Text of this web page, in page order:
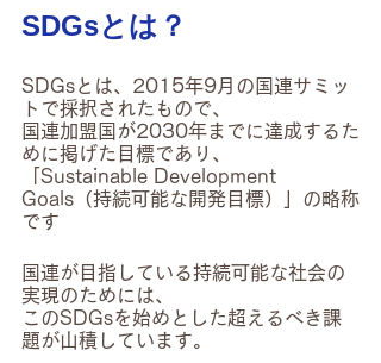
SDGsとは？
SDGsとは、2015年9月の国連サミッ
トで採択されたもので、
国連加盟国が2030年までに達成するた
めに掲げた目標であり、
「Sustainable Development
Goals（持続可能な開発目標）」の略称
です
国連が目指している持続可能な社会の
実現のためには、
このSDGsを始めとした超えるべき課
題が山積しています。